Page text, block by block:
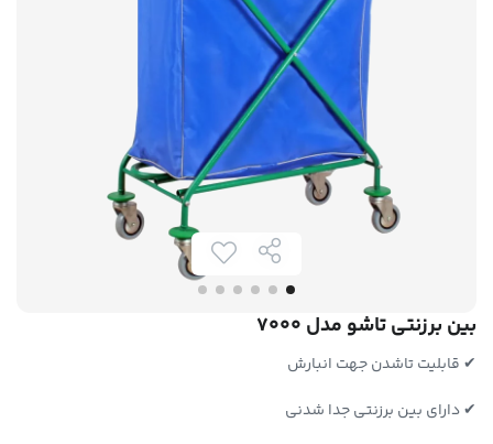
بین برزنتی تاشو مدل 7000
✔ قابلیت تاشدن جهت انبارش
✔ دارای بین برزنتی جدا شدنی